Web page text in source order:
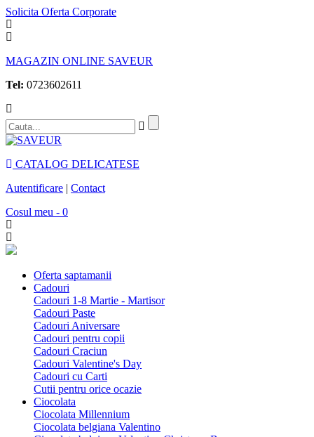
Solicita Oferta Corporate
MAGAZIN ONLINE SAVEUR
Tel: 0723602611
CATALOG DELICATESE
Autentificare | Contact
Cosul meu - 0
Oferta saptamanii
Cadouri
Cadouri 1-8 Martie - Martisor
Cadouri Paste
Cadouri Aniversare
Cadouri pentru copii
Cadouri Craciun
Cadouri Valentine's Day
Cadouri cu Carti
Cutii pentru orice ocazie
Ciocolata
Ciocolata Millennium
Ciocolata belgiana Valentino